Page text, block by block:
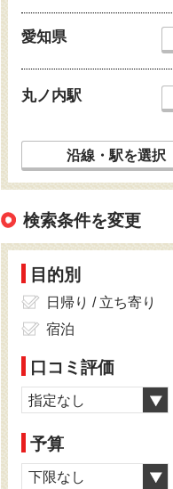
愛知県
丸ノ内駅
沿線・駅を選択
検索条件を変更
目的別
日帰り / 立ち寄り
宿泊
口コミ評価
指定なし
予算
下限なし